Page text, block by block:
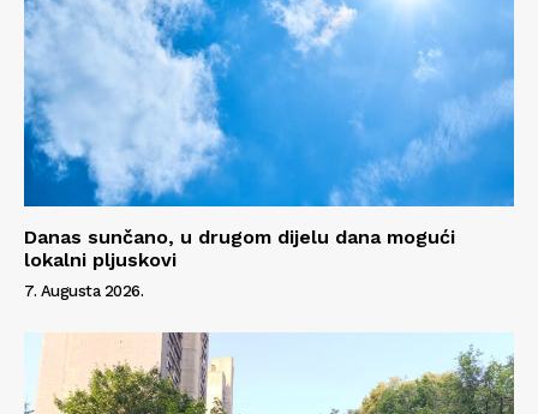
Danas sunčano, u drugom dijelu dana mogući
lokalni pljuskovi
7. Augusta 2026.